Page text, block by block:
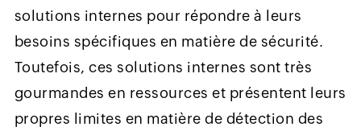
solutions internes pour répondre à leurs
besoins spécifiques en matière de sécurité.
Toutefois, ces solutions internes sont très
gourmandes en ressources et présentent leurs
propres limites en matière de détection des